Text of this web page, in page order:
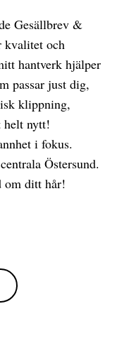
Gesällbrev &
kvalitet och
hantverk hjälper
passar just dig,
klippning,
helt nytt!
i fokus.
Östersund.
om ditt hår!